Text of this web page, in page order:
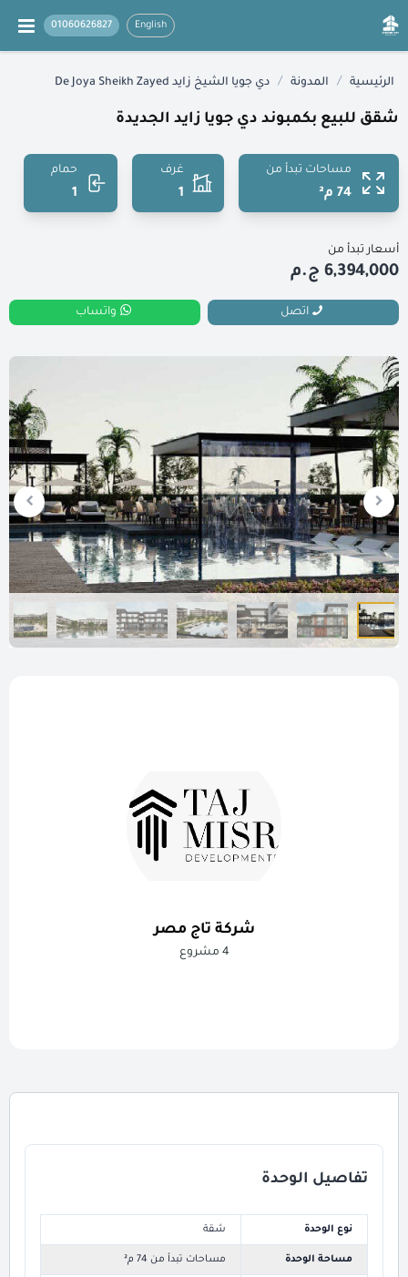
English
01060626827
الرئيسية / المدونة / دي جويا الشيخ زايد De Joya Sheikh Zayed
شقق للبيع بكمبوند دي جويا زايد الجديدة
مساحات تبدأ من
74 م²
غرف
1
حمام
1
أسعار تبدأ من
6,394,000 ج.م
اتصل واتساب
شركة تاج مصر
4 مشروع
تفاصيل الوحدة
نوع الوحدة شقة
مساحة الوحدة مساحات تبدأ من 74 م²